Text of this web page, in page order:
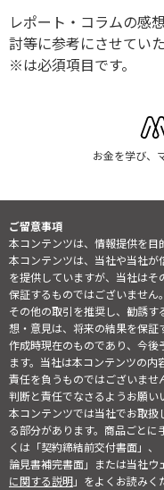
レポート・コラムの感
討等に参考にさせていた
※は必須項目です。
お金を学び、
ご留意事項
本コンテンツは、情報提供を目
本コンテンツは、当社や当社
を提供していますが、当社は
保証するものではございません
その他の取引を推奨し、勧誘
想・意見は、将来の結果を保
作成時現在のものであり、今
ます。当社は本コンテンツの
責任を負うものではございま
判断と責任でなさるようお願い
本コンテンツでは当社でお取
る部分があります。商品ごと
くは「契約締結前交付書面」
論見書補完書面」または当社ウ
に関する説明」をよくお読みく